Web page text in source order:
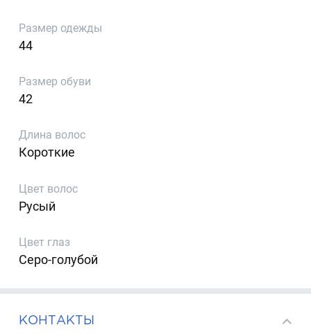
Размер одежды
44
Размер обуви
42
Длина волос
Короткие
Цвет волос
Русый
Цвет глаз
Серо-голубой
КОНТАКТЫ